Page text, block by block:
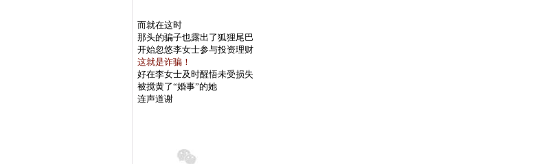
而就在这时
那头的骗子也露出了狐狸尾巴
开始忽悠李女士参与投资理财
这就是诈骗！
好在李女士及时醒悟未受损失
被搅黄了“婚事”的她
连声道谢